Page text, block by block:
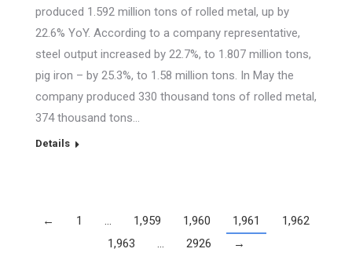
produced 1.592 million tons of rolled metal, up by
22.6% YoY. According to a company representative,
steel output increased by 22.7%, to 1.807 million tons,
pig iron – by 25.3%, to 1.58 million tons. In May the
company produced 330 thousand tons of rolled metal,
374 thousand tons…
Details
← 1 … 1,959 1,960 1,961
1,962
1,963
… 2926 →